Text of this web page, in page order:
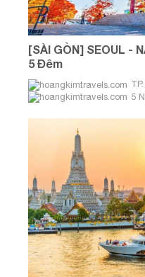
[SÀI GÒN] SEOUL -
5 Đêm
5